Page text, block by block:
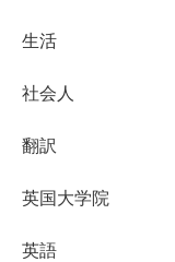
生活
社会人
翻訳
英国大学院
英語